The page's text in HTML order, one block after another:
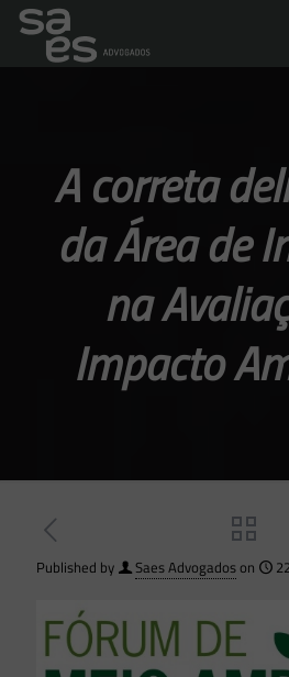
A correta
da Área de
na
Impacto
Published by Saes Advogadoson